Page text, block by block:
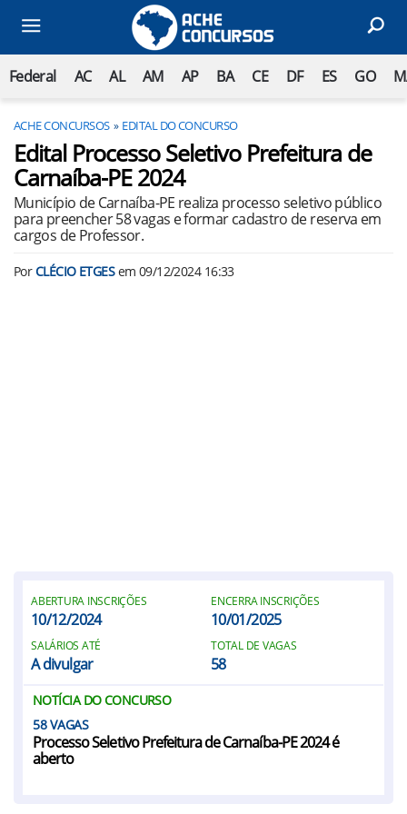
Federal AC AL AM AP BA CE DF ES GO
ACHE CONCURSOS EDITAL DO CONCURSO
Edital Processo Seletivo Prefeitura de
Carnaíba-PE 2024
Município de Carnaíba-PE realiza processo seletivo público
para preencher 58 vagas e formar cadastro de reserva em
cargos de Professor.
PorCLÉCIO ETGESem 09/12/2024 16:33
ABERTURA INSCRIÇÕES
10/12/2024
ENCERRA INSCRIÇÕES
10/01/2025
SALÁRIOS ATÉ
A divulgar
TOTAL DE VAGAS
58
NOTÍCIA DO CONCURSO
58
Processo Seletivo Prefeitura de Carnaíba-PE 2024 é
aberto